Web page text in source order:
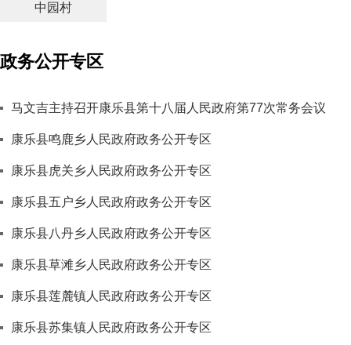
中园村
政务公开专区
马文吉主持召开康乐县第十八届人民政府第77次常务会议
康乐县鸣鹿乡人民政府政务公开专区
康乐县虎关乡人民政府政务公开专区
康乐县五户乡人民政府政务公开专区
康乐县八丹乡人民政府政务公开专区
康乐县草滩乡人民政府政务公开专区
康乐县莲麓镇人民政府政务公开专区
康乐县苏集镇人民政府政务公开专区